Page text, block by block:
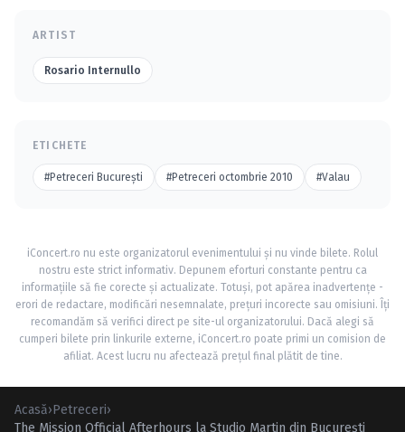
ARTIST
Rosario Internullo
ETICHETE
#Petreceri Bucureşti #Petreceri octombrie 2010 #Valau
iConcert.ro nu este organizatorul evenimentului și nu vinde bilete. Rolul
nostru este strict informativ. Depunem eforturi constante pentru ca
informațiile să fie corecte și actualizate. Totuși, pot apărea inadvertențe -
erori de redactare, modificări nesemnalate, prețuri incorecte sau omisiuni. Îți
recomandăm să verifici direct pe site-ul organizatorului. Dacă alegi să
cumperi bilete prin linkurile externe, iConcert.ro poate primi un comision de
afiliat. Acest lucru nu afectează prețul final plătit de tine.
Acasă›Petreceri›
The Mission Official Afterhours la Studio Martin din Bucureşti